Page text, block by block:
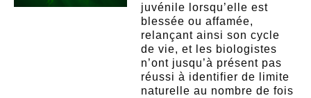
juvénile lorsqu’elle est
blessée ou affamée,
relançant ainsi son cycle
de vie, et les biologistes
n’ont jusqu’à présent pas
réussi à identifier de limite
naturelle au nombre de fois